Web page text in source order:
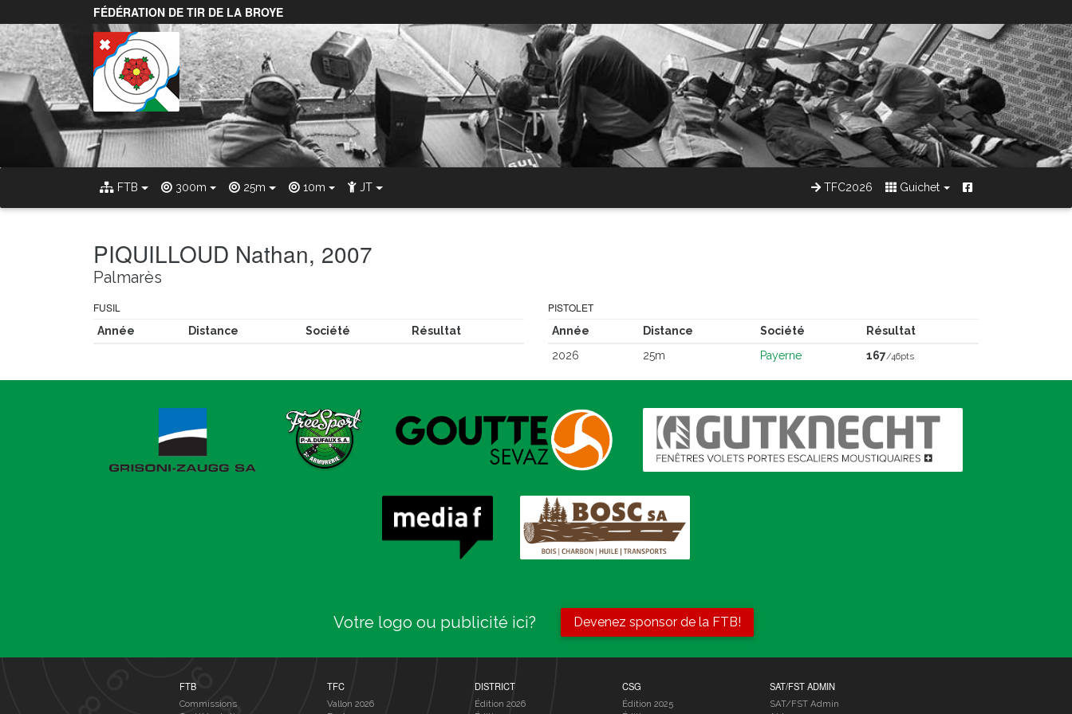
FÉDÉRATION DE TIR DE LA BROYE
FTB 300m 25m 10m JT TFC2026 Guichet
PIQUILLOUD Nathan, 2007
Palmarès
FUSIL
Année Distance Société Résultat
PISTOLET
Année Distance Société
Résultat
2026
25m Payerne 167/46pts
Votre logo ou publicité ici? Devenez sponsor de la FTB!
FTB
Commissions
TFC
Vallon 2026
DISTRICT
Édition 2026
CSG
Édition 2025
SAT/FST ADMIN
SAT/FST Admin